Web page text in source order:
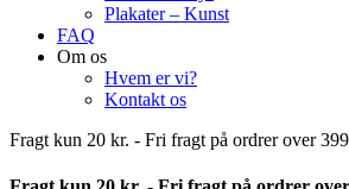
Plakater – Kunst
FAQ
Om os
Hvem er vi?
Kontakt os
Fragt kun 20 kr. - Fri fragt på ordrer over